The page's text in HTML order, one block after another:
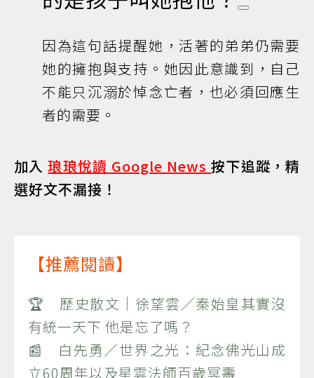
因為這句話提醒她，活著的弟弟仍需要
她的擁抱與支持。她因此意識到，自己
不能只沉溺於悼念亡者，也必須回應生
者的需要。
加入琅琅悅讀 Google News按下追蹤，精
選好文不漏接！
【推薦閱讀】
🏆 歷史散文｜徐望雲／秦始皇其實沒
有統一天下 他是忘了嗎？
📰 白先勇／世界之光：紀念佛光山成
立60周年以及星雲法師百歲冥壽